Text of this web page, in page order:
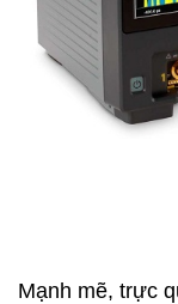
Mạnh mẽ, trực